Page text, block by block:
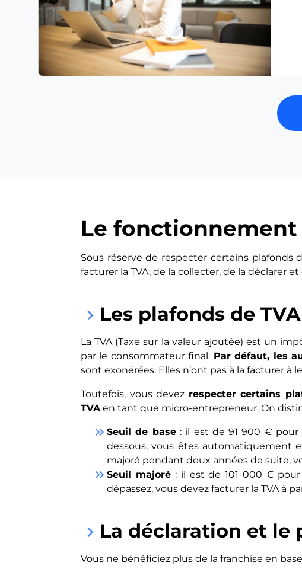
Le fonctionnement
Sous réserve de respecter certains plafonds
facturer la TVA, de la collecter, de la déclarer et
keyboard_arrow_right Les plafonds de
La TVA (Taxe sur la valeur ajoutée) est un
par le consommateur final. Par défaut, les
sont exonérées. Elles n’ont pas à la facturer à
Toutefois, vous devez respecter certains
TVAen tant que micro-entrepreneur. On
keyboard_double_arrow_right Seuil de base: il est de 91 900 € pour
dessous, vous êtes automatiquement
majoré pendant deux années de suite,
keyboard_double_arrow_right Seuil majoré : il est de 101 000 €
dépassez, vous devez facturer la TVA à
keyboard_arrow_right La déclaration et le
Vous ne bénéficiez plus de la franchise en